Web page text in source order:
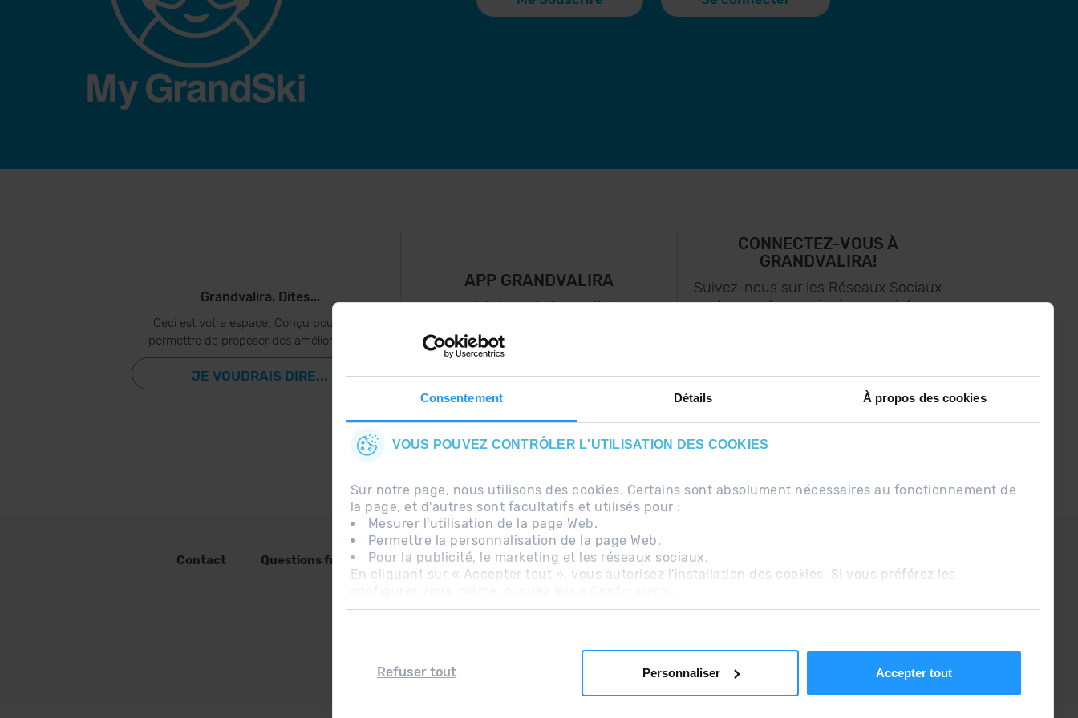
Consentement Détails À propos des cookies
VOUS POUVEZ CONTRÔLER L'UTILISATION DES COOKIES
Sur notre page, nous utilisons des cookies. Certains sont absolument nécessaires au fonctionnement de
la page, et d'autres sont facultatifs et utilisés pour :
Mesurer l'utilisation de la page Web.
Permettre la personnalisation de la page Web.
Pour la publicité, le marketing et les réseaux sociaux.
En cliquant sur « Accepter tout », vous autorisez l'installation des cookies. Si vous préférez les
Refuser tout Personnaliser Accepter tout
Grandvalira. Dites...
Ceci est votre espace. Conçu pour vous
permettre de proposer des améliorations..
JE VOUDRAIS DIRE...
APP GRANDVALIRA
Maintenant, l'essentiel
CONNECTEZ-VOUS À
GRANDVALIRA!
Suivez-nous sur les Réseaux Sociaux
et soyez le premier à recevoir les
Contact Questions fréquentes Avis légal Information complémentaire RGPDUE